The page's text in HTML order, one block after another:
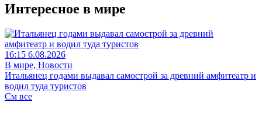
Интересное в мире
16:15 6.08.2026
В мире, Новости
Итальянец годами выдавал самострой за древний амфитеатр и
водил туда туристов
См все